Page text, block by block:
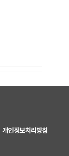
개인정보처리방침